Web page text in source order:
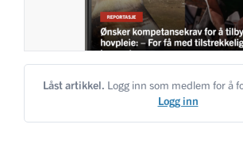
Låst artikkel. Logg inn som medlem for å
Logg inn